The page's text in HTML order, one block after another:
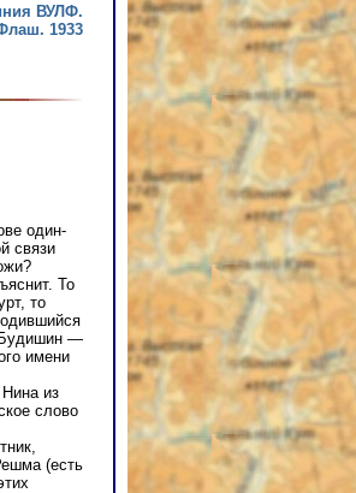
ВУЛФ.
1933
один-
связи
То
то
Будишин —
имени
из
слово
(есть